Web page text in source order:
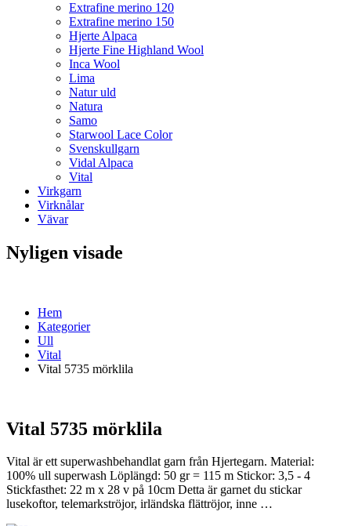
Extrafine merino 120
Extrafine merino 150
Hjerte Alpaca
Hjerte Fine Highland Wool
Inca Wool
Lima
Natur uld
Natura
Samo
Starwool Lace Color
Svenskullgarn
Vidal Alpaca
Vital
Virkgarn
Virknålar
Vävar
Nyligen visade
Hem
Kategorier
Ull
Vital
Vital 5735 mörklila
Vital 5735 mörklila
Vital är ett superwashbehandlat garn från Hjertegarn. Material:
100% ull superwash Löplängd: 50 gr = 115 m Stickor: 3,5 - 4
Stickfasthet: 22 m x 28 v på 10cm Detta är garnet du stickar
lusekoftor, telemarkströjor, irländska flättröjor, inne …